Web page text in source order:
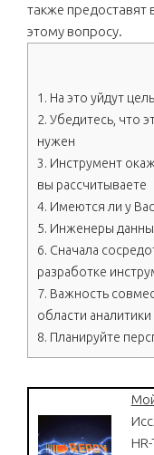
также предоставят
этому вопросу.
1. На это уйдут
2. Убедитесь, что
нужен
3. Инструмент
вы рассчитываете
4. Имеются ли у
5. Инженеры
6. Сначала
разработке
7. Важность
области
8. Планируйте